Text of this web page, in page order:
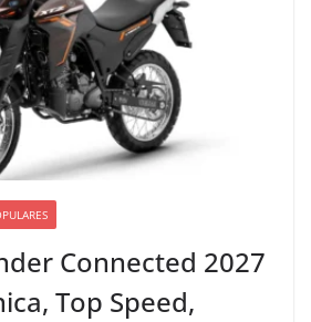
Connected 2027
Top Speed,